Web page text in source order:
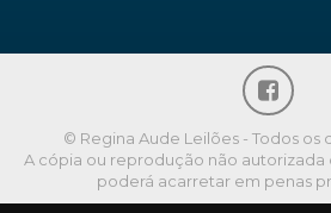
© Regina Aude Leilões - Todos os
A cópia ou reprodução não
poderá acarretar em penas